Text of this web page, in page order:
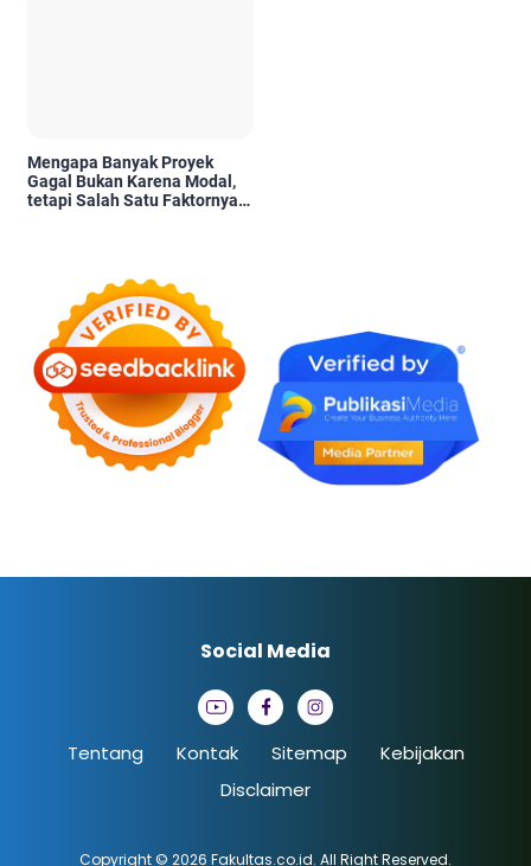
Mengapa Banyak Proyek
Gagal Bukan Karena Modal,
tetapi Salah Satu Faktornya
Tentang Kontak Sitemap
Kebijakan
Disclaimer
Copyright © 2026 Fakultas.co.id. All Right Reserved.
Social Media